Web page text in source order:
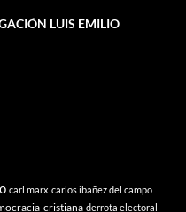
LUIS EMILIO
carl marx carlos ibañez del campo
cristiana derrota electoral